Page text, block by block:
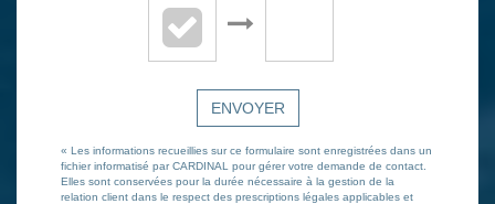
ENVOYER
« Les informations recueillies sur ce formulaire sont enregistrées dans un
fichier informatisé par CARDINAL pour gérer votre demande de contact.
Elles sont conservées pour la durée nécessaire à la gestion de la
relation client dans le respect des prescriptions légales applicables et